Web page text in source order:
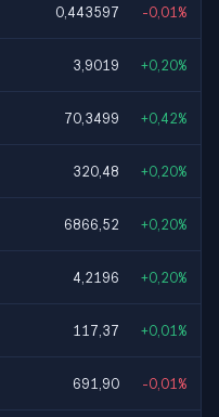
0,443597 -0,01%
3,9019 +0,20%
70,3499 +0,42%
320,48 +0,20%
6866,52 +0,20%
4,2196 +0,20%
117,37 +0,01%
691,90 -0,01%